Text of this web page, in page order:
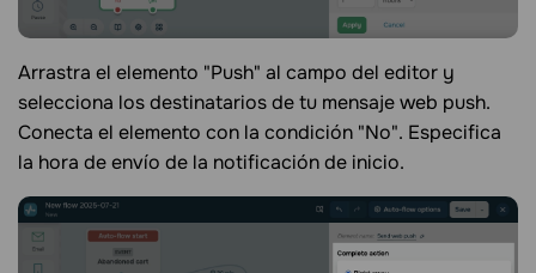
Arrastra el elemento "Push" al campo del editor y
selecciona los destinatarios de tu mensaje web push.
Conecta el elemento con la condición "No". Especifica
la hora de envío de la notificación de inicio.